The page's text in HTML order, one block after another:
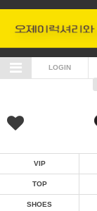
LOGIN
VIP
TOP
SHOES